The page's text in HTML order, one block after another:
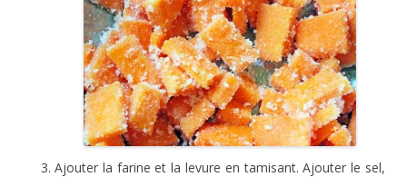
Ajouter la farine et la levure en tamisant. Ajouter le sel,